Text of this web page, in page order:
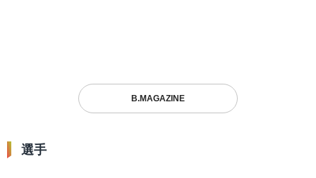
B.MAGAZINE
選手